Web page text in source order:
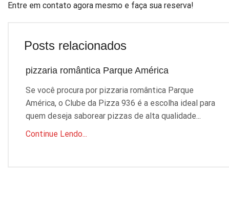
Entre em contato agora mesmo e faça sua reserva!
Posts relacionados
pizzaria romântica Parque América
Se você procura por pizzaria romântica Parque
América, o Clube da Pizza 936 é a escolha ideal para
quem deseja saborear pizzas de alta qualidade...
Continue Lendo...